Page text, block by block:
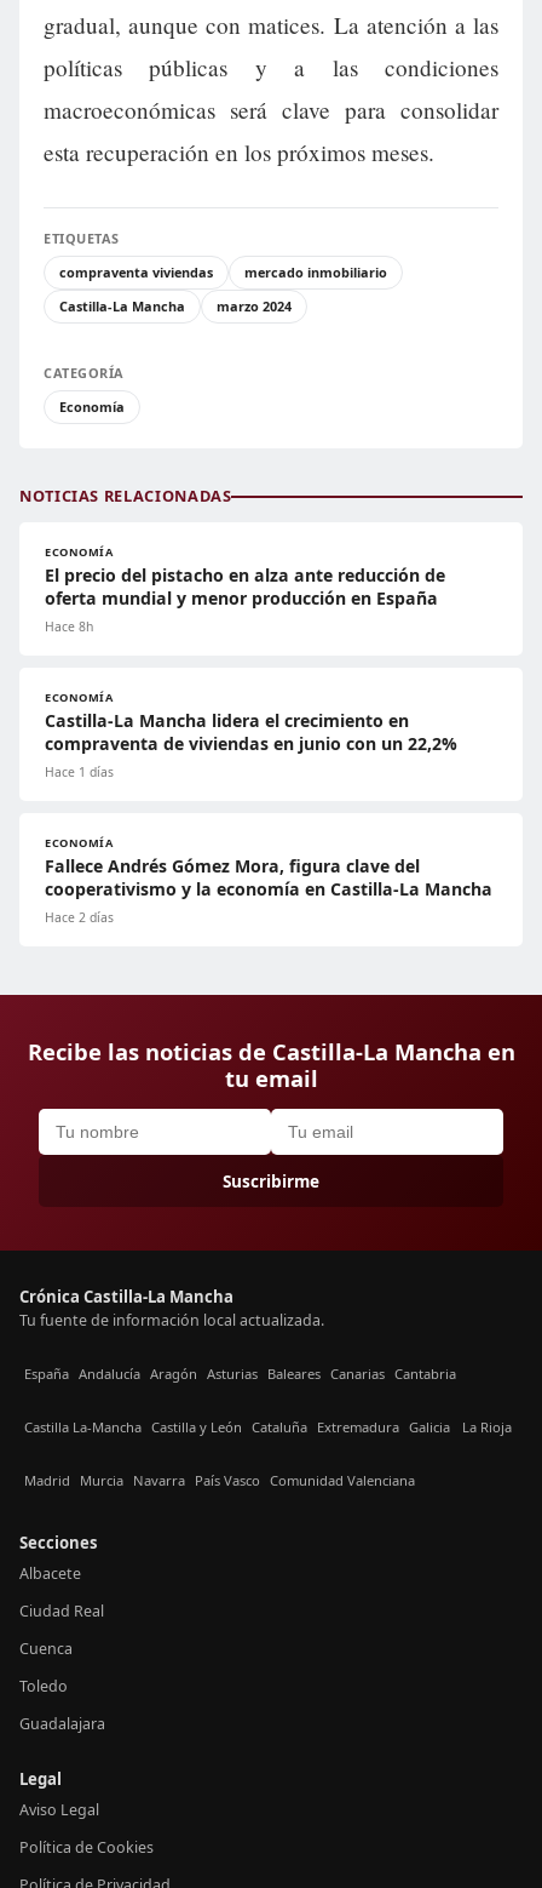
gradual, aunque con matices. La atención a las
políticas públicas y a las condiciones
macroeconómicas será clave para consolidar
esta recuperación en los próximos meses.
ETIQUETAS
compraventa viviendas
mercado inmobiliario
Castilla-La Mancha
marzo 2024
CATEGORÍA
Economía
NOTICIAS RELACIONADAS
ECONOMÍA
El precio del pistacho en alza ante reducción de
oferta mundial y menor producción en España
Hace 8h
ECONOMÍA
Castilla-La Mancha lidera el crecimiento en
compraventa de viviendas en junio con un 22,2%
Hace 1 días
ECONOMÍA
Fallece Andrés Gómez Mora, figura clave del
cooperativismo y la economía en Castilla-La Mancha
Hace 2 días
Recibe las noticias de Castilla-La Mancha en
tu email
Suscribirme
Crónica Castilla-La Mancha
Tu fuente de información local actualizada.
España Andalucía Aragón Asturias Baleares Canarias Cantabria
Castilla La-Mancha Castilla y León Cataluña Extremadura Galicia La Rioja
Madrid Murcia Navarra País Vasco Comunidad Valenciana
Secciones
Albacete
Ciudad Real
Cuenca
Toledo
Guadalajara
Legal
Aviso Legal
Política de Cookies